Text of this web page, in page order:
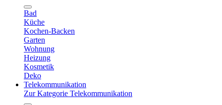
Bad
Küche
Kochen-Backen
Garten
Wohnung
Heizung
Kosmetik
Deko
Telekommunikation
Zur Kategorie Telekommunikation